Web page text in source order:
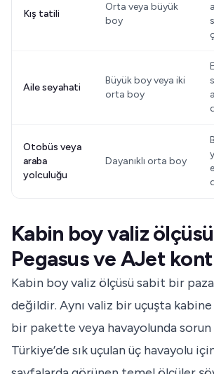
Kış tatili
Orta veya büyük
boy
Aile seyahati
Büyük boy veya iki
orta boy
Otobüs veya
araba
yolculuğu
Dayanıklı orta boy
Kabin boy valiz
Pegasus ve AJet
Kabin boy valiz ölçüsü sabit bir
değildir. Aynı valiz bir uçuşta kabine
bir pakette veya havayolunda sorun
Türkiye’de sık uçulan üç havayolu